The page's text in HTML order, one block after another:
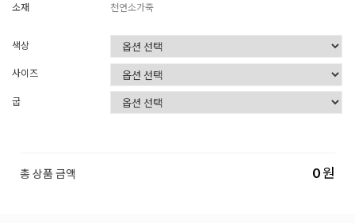
소재
천연소가죽
색상
사이즈
굽
총 상품 금액 0원